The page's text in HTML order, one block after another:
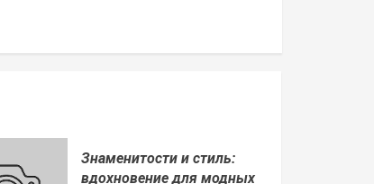
Знаменитости и стиль:
вдохновение для модных